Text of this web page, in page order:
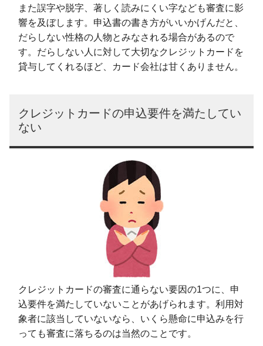
また誤字や脱字、著しく読みにくい字なども審査に影
響を及ぼします。申込書の書き方がいいかげんだと、
だらしない性格の人物とみなされる場合があるので
す。だらしない人に対して大切なクレジットカードを
貸与してくれるほど、カード会社は甘くありません。
クレジットカードの申込要件を満たしてい
ない
クレジットカードの審査に通らない要因の1つに、申
込要件を満たしていないことがあげられます。利用対
象者に該当していないなら、いくら懸命に申込みを行
っても審査に落ちるのは当然のことです。